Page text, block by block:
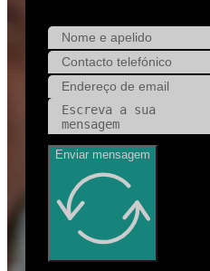
Enviar mensagem